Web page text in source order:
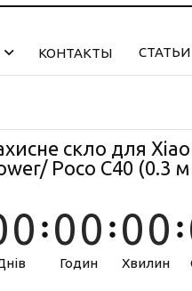
КОНТАКТЫ CТАТЬИ
скло для
Poco C40 (0.3
0 00
Годин
00
Хвилин